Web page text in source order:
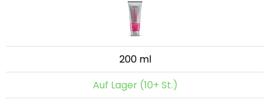
200 ml
Auf Lager (10+ St.)